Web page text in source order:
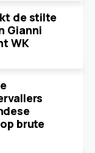
de stilte
Gianni
WK
brute